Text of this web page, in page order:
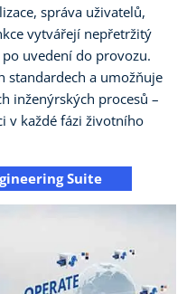
správa uživatelů,
vytvářejí nepřetržitý
uvedení do provozu.
standardech a umožňuje
inženýrských procesů –
v každé fázi životního
Suite